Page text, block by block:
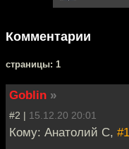
Комментарии
cтраницы: 1
Goblin »
#2 | 15.12.20 20:01
Кому: Анатолий С, #1